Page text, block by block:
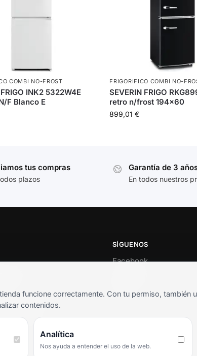
COMBI NO-FROST
INK2 5322W4E
F Blanco E
FRIGORIFICO COMBI NO-
SEVERIN FRIGO
retro n/frost 194×60
899,01€
tus compras
plazos
Garantía de 3
En todos nuestros
SÍGUENOS
Facebook
funcione correctamente. Con tu permiso, también
contenidos.
Analítica
Nos ayuda a entender el uso de la web.